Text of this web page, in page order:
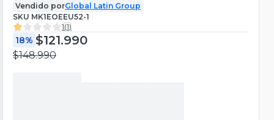
Vendido porGlobal Latin Group
SKU MK1EOEEU52-1
1(1)
18% $121.990
$148.990